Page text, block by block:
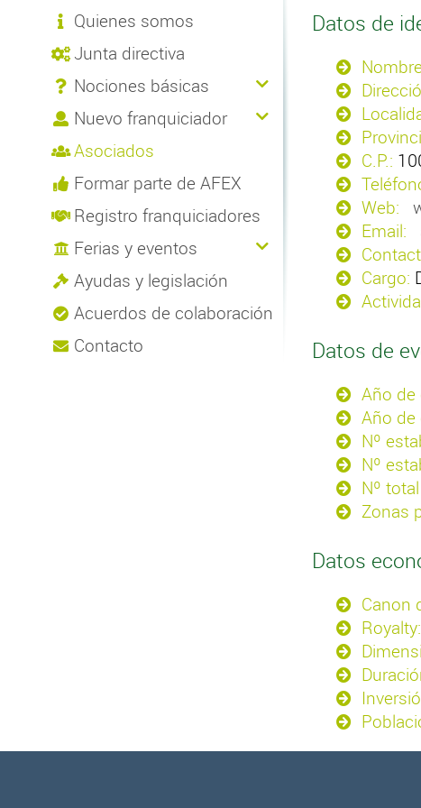
Quienes somos
Junta directiva
Nociones básicas
Nuevo franquiciador
Asociados
Formar parte de AFEX
Registro franquiciadores
Ferias y eventos
Ayudas y legislación
Acuerdos de colaboración
Contacto
Datos de
C.P.:
Web:
Email:
Cargo:
Datos de
Año
Año
Nº
Nº
Nº
Zonas
Datos
Canon
Royalty: